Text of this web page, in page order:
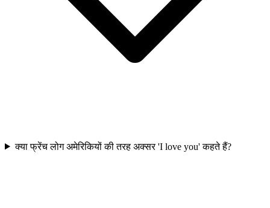
क्या फ्रेंच लोग अमेरिकियों की तरह अक्सर 'I love you' कहते हैं?